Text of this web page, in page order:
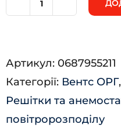
Артикул: 0687955211
Категорії: Вентс ОРГ,
Решітки та
повітророзподілу